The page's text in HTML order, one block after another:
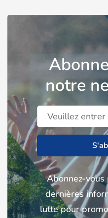
notre
Abonnez-vous
dernières
lutte pour